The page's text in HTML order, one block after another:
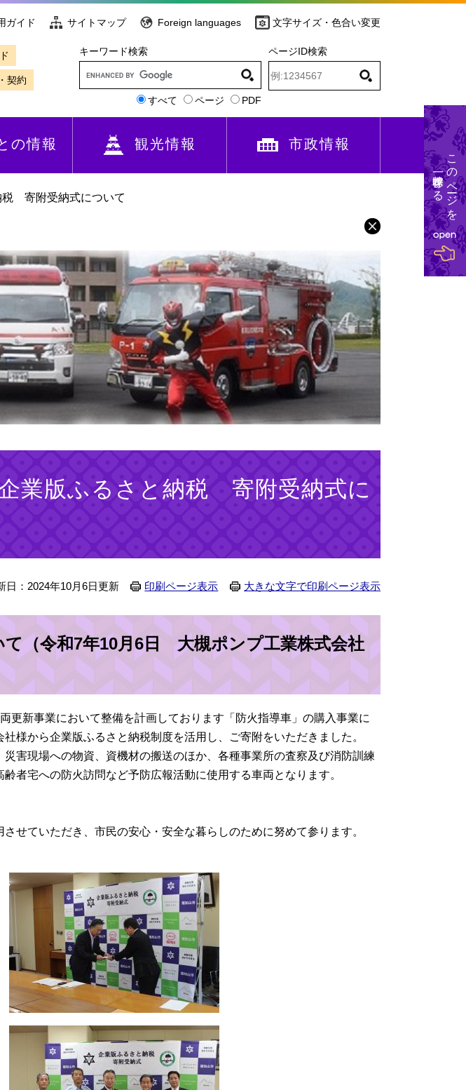
ガイド サイトマップ Foreign languages 文字サイズ・色合い変更
契約
キーワード検索
すべて ページ PDF
ページID検索
の情報 観光情報 市政情報
寄附受納式について
業版ふるさと納税 寄附受納式に
日：2024年10月6日更新 印刷ページ表示 大きな文字で印刷ページ表示
て（令和7年10月6日 大槻ポンプ工業株式会社
更新事業において整備を計画しております「防火指導車」の購入事業に
様から企業版ふるさと納税制度を活用し、ご寄附をいただきました。
害現場への物資、資機材の搬送のほか、各種事業所の査察及び消防訓練
者宅への防火訪問など予防広報活動に使用する車両となります。
せていただき、市民の安心・安全な暮らしのために努めて参ります。
このページを
一時保存する